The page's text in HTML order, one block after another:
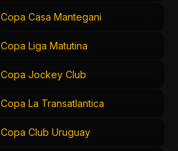
Copa Casa Mantegani
Copa Liga Matutina
Copa Jockey Club
Copa La Transatlantica
Copa Club Uruguay